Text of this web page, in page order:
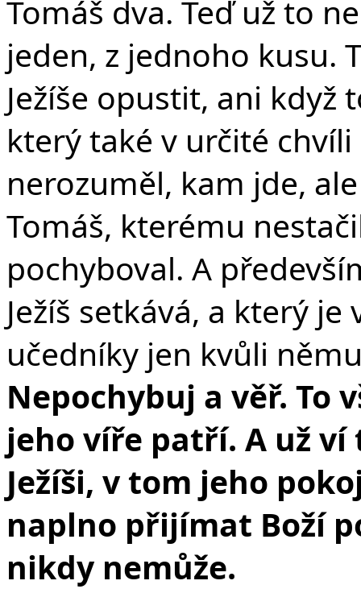
Tomáš dva. Teď už to
jeden, z jednoho kusu.
Ježíše opustit, ani když
který také v určité chvíli
nerozuměl, kam jde,
Tomáš, kterému
pochyboval. A
Ježíš setkává, a který
učedníky jen kvůli
Nepochybuj a věř. To
jeho víře patří. A už
Ježíši, v tom jeho
naplno přijímat Boží
nikdy nemůže.